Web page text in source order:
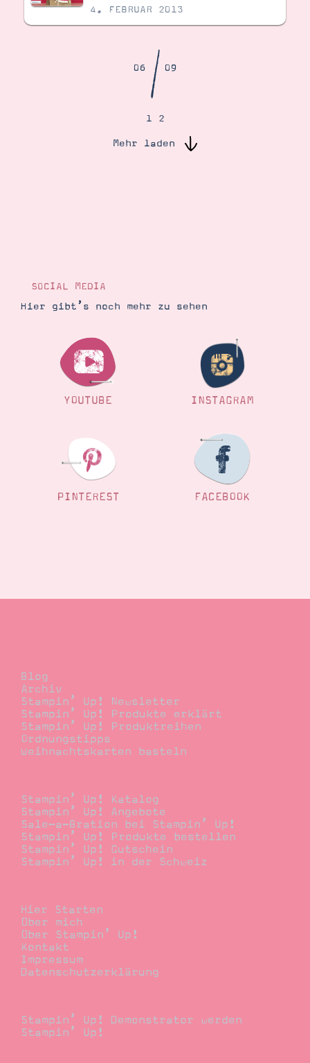
Tipps & Tricks
Ordnungstipps
4. FEBRUAR 2013
06/09
1 2
Mehr laden
SOCIAL MEDIA
Hier gibt’s noch mehr zu sehen
YOUTUBE INSTAGRAM
PINTEREST FACEBOOK
Blog
Archiv
Stampin’ Up! Newsletter
Stampin’ Up! Produkte erklärt
Stampin’ Up! Produktreihen
Ordnungstipps
Weihnachtskarten basteln
Stampin’ Up! Katalog
Stampin’ Up! Angebote
Sale-a-Bration bei Stampin’ Up!
Stampin’ Up! Produkte bestellen
Stampin’ Up! Gutschein
Stampin’ Up! in der Schweiz
Hier Starten
Über mich
Über Stampin’ Up!
Kontakt
Impressum
Datenschutzerklärung
Stampin’ Up! Demonstrator werden
Stampin’ Up!